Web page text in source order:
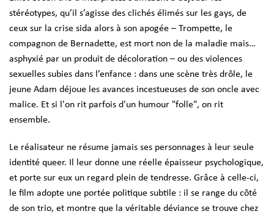
stéréotypes, qu’il s’agisse des clichés élimés sur les gays, de
ceux sur la crise sida alors à son apogée – Trompette, le
compagnon de Bernadette, est mort non de la maladie mais…
asphyxié par un produit de décoloration – ou des violences
sexuelles subies dans l’enfance : dans une scène très drôle, le
jeune Adam déjoue les avances incestueuses de son oncle avec
malice. Et si l'on rit parfois d'un humour "folle", on rit
ensemble.
Le réalisateur ne résume jamais ses personnages à leur seule
identité queer. Il leur donne une réelle épaisseur psychologique,
et porte sur eux un regard plein de tendresse. Grâce à celle-ci,
le film adopte une portée politique subtile : il se range du côté
de son trio, et montre que la véritable déviance se trouve chez